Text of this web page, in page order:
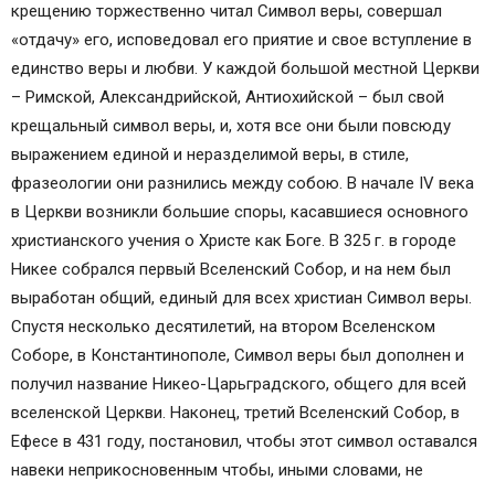
крещению торжественно читал Символ веры, совершал
«отдачу» его, исповедовал его приятие и свое вступление в
единство веры и любви. У каждой большой местной Церкви
– Римской, Александрийской, Антиохийской – был свой
крещальный символ веры, и, хотя все они были повсюду
выражением единой и неразделимой веры, в стиле,
фразеологии они разнились между собою. В начале IV века
в Церкви возникли большие споры, касавшиеся основного
христианского учения о Христе как Боге. В 325 г. в городе
Никее собрался первый Вселенский Собор, и на нем был
выработан общий, единый для всех христиан Символ веры.
Спустя несколько десятилетий, на втором Вселенском
Соборе, в Константинополе, Символ веры был дополнен и
получил название Никео-Царьградского, общего для всей
вселенской Церкви. Наконец, третий Вселенский Собор, в
Ефесе в 431 году, постановил, чтобы этот символ оставался
навеки неприкосновенным чтобы, иными словами, не